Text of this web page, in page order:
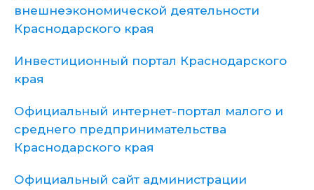
внешнеэкономической деятельности
Краснодарского края
Инвестиционный портал Краснодарского
края
Официальный интернет-портал малого и
среднего предпринимательства
Краснодарского края
Официальный сайт администрации